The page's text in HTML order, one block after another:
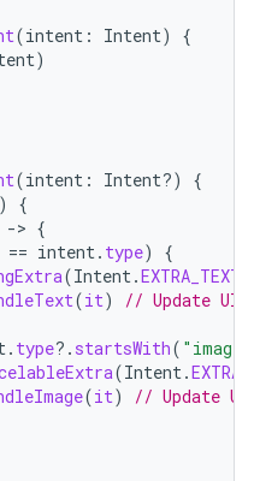
(intent : Intent)
{
)
(intent : Intent?)
{
)
{
-> {
== intent. type)
{
(Intent.EXTRA_TEXT
(it)
// Update UI
. type?. startsWith(
(Intent.
(it)
// Update